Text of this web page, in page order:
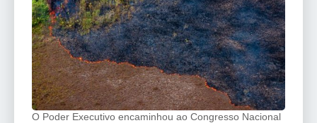
O Poder Executivo encaminhou ao Congresso Nacional